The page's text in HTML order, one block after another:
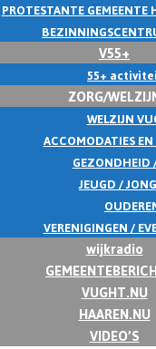
PROTESTANTE GEMEENTE
V55+
55+
ZORG/
WELZIJN
ACCOMODATIES
GEZONDHEID
JEUGD /
VERENIGINGEN /
wijkradio
VUGHT.NU
HAAREN.NU
VIDEO’S